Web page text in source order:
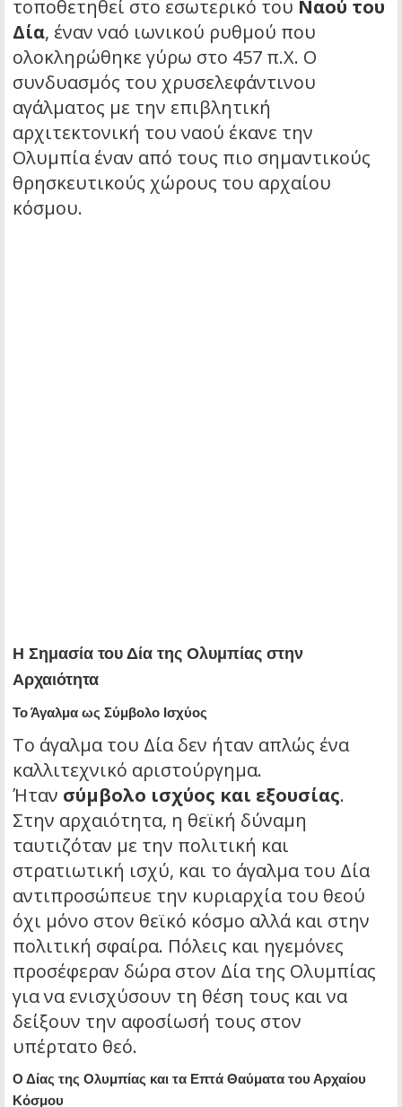
τοποθετηθεί στο εσωτερικό του Ναού του
Δία, έναν ναό ιωνικού ρυθμού που
ολοκληρώθηκε γύρω στο 457 π.Χ. Ο
συνδυασμός του χρυσελεφάντινου
αγάλματος με την επιβλητική
αρχιτεκτονική του ναού έκανε την
Ολυμπία έναν από τους πιο σημαντικούς
θρησκευτικούς χώρους του αρχαίου
κόσμου.
Η Σημασία του Δία της Ολυμπίας στην
Αρχαιότητα
Το Άγαλμα ως Σύμβολο Ισχύος
Το άγαλμα του Δία δεν ήταν απλώς ένα
καλλιτεχνικό αριστούργημα.
Ήταν σύμβολο ισχύος και εξουσίας.
Στην αρχαιότητα, η θεϊκή δύναμη
ταυτιζόταν με την πολιτική και
στρατιωτική ισχύ, και το άγαλμα του Δία
αντιπροσώπευε την κυριαρχία του θεού
όχι μόνο στον θεϊκό κόσμο αλλά και στην
πολιτική σφαίρα. Πόλεις και ηγεμόνες
προσέφεραν δώρα στον Δία της Ολυμπίας
για να ενισχύσουν τη θέση τους και να
δείξουν την αφοσίωσή τους στον
υπέρτατο θεό.
Ο Δίας της Ολυμπίας και τα Επτά Θαύματα του Αρχαίου
Κόσμου